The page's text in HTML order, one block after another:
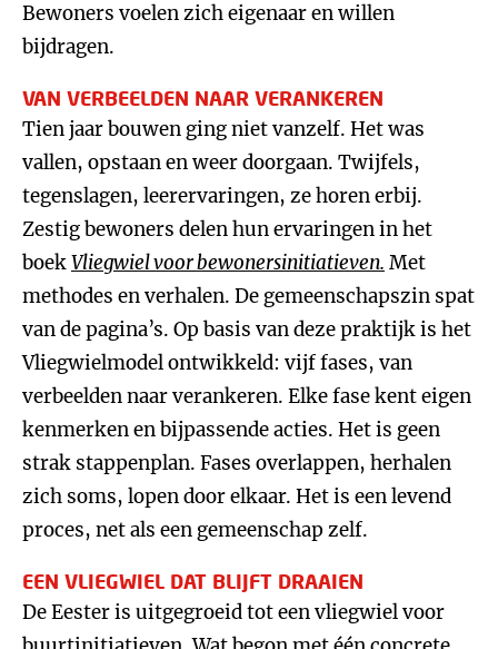
Bewoners voelen zich eigenaar en willen
bijdragen.
VAN VERBEELDEN NAAR VERANKEREN
Tien jaar bouwen ging niet vanzelf. Het was
vallen, opstaan en weer doorgaan. Twijfels,
tegenslagen, leerervaringen, ze horen erbij.
Zestig bewoners delen hun ervaringen in het
boekVliegwiel voor bewonersinitiatieven. Met
methodes en verhalen. De gemeenschapszin spat
van de pagina’s. Op basis van deze praktijk is het
Vliegwielmodel ontwikkeld: vijf fases, van
verbeelden naar verankeren. Elke fase kent eigen
kenmerken en bijpassende acties. Het is geen
strak stappenplan. Fases overlappen, herhalen
zich soms, lopen door elkaar. Het is een levend
proces, net als een gemeenschap zelf.
EEN VLIEGWIEL DAT BLIJFT DRAAIEN
De Eester is uitgegroeid tot een vliegwiel voor